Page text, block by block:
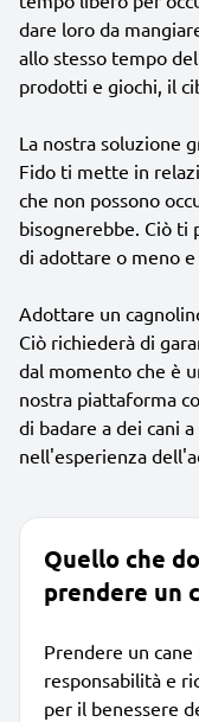
dare loro da
allo stesso tempo
prodotti e giochi, il
La nostra soluzione
Fido ti mette in
che non possono
bisognerebbe. Ciò
di adottare o meno e
Adottare un
Ciò richiederà di
dal momento che è
nostra piattaforma
di badare a dei cani
nell'esperienza
Quello che
prendere un
Prendere un
responsabilità e
per il benessere